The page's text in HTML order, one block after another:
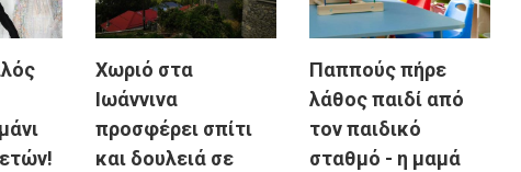
Χωριό στα
Ιωάννινα
προσφέρει σπίτι
και δουλειά σε
Παππούς πήρε
λάθος παιδί από
τον παιδικό
σταθμό - η μαμά